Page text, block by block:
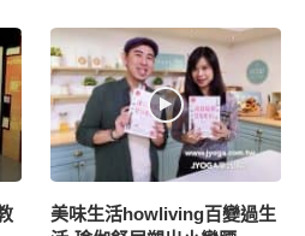
美味生活howliving百變過生